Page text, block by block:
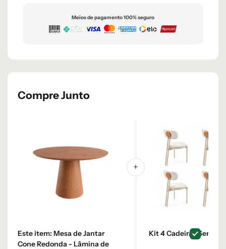
Meios de pagamento 100% seguro
Compre Junto
Este item: Mesa de Jantar
Cone Redonda - Lâmina de
Kit 4 Cadeiras Serena